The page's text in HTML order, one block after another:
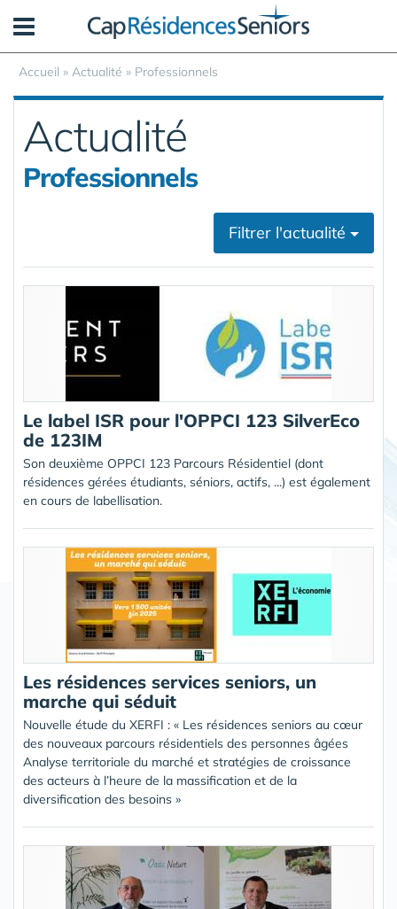
Accueil » Actualité » Professionnels
Actualité
Professionnels
Filtrer l'actualité
Le label ISR pour l'OPPCI 123 SilverEco
de 123IM
Son deuxième OPPCI 123 Parcours Résidentiel (dont
résidences gérées étudiants, séniors, actifs, ...) est également
en cours de labellisation.
Les résidences services seniors, un
marche qui séduit
Nouvelle étude du XERFI : « Les résidences seniors au cœur
des nouveaux parcours résidentiels des personnes âgées
Analyse territoriale du marché et stratégies de croissance
des acteurs à l’heure de la massification et de la
diversification des besoins »